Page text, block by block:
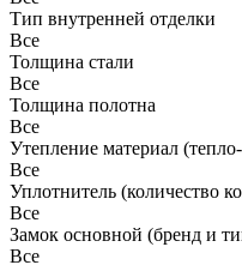
Тип внутренней отделки
Все
Толщина стали
Все
Толщина полотна
Все
Утепление материал
Все
Уплотнитель (количество
Все
Замок основной (бренд и
Все